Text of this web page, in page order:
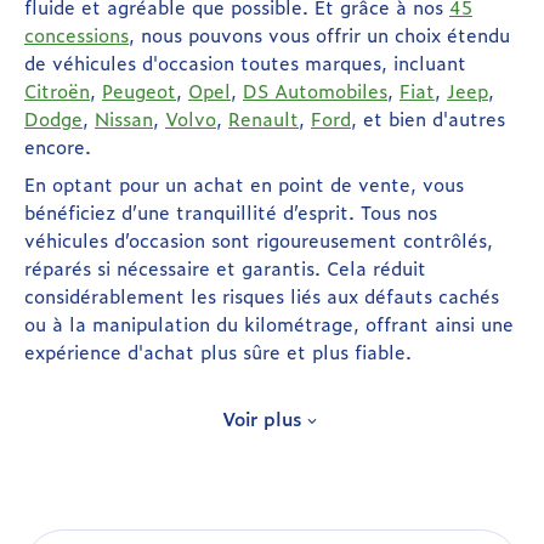
fluide et agréable que possible. Et grâce à nos 45
concessions, nous pouvons vous offrir un choix étendu
de véhicules d'occasion toutes marques, incluant
Citroën, Peugeot, Opel, DS Automobiles, Fiat, Jeep,
Dodge, Nissan, Volvo, Renault, Ford, et bien d'autres
encore.
En optant pour un achat en point de vente, vous
bénéficiez d’une tranquillité d’esprit. Tous nos
véhicules d’occasion sont rigoureusement contrôlés,
réparés si nécessaire et garantis. Cela réduit
considérablement les risques liés aux défauts cachés
ou à la manipulation du kilométrage, offrant ainsi une
expérience d'achat plus sûre et plus fiable.
Libres d’acheter LA voiture d’occasion
Voir plus